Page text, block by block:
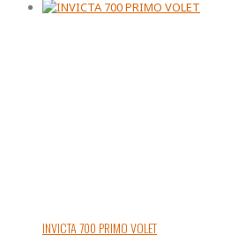
INVICTA 700 PRIMO VOLET